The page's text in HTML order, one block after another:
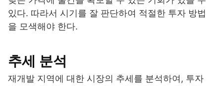
있다. 따라서 시기를 잘 판단하여 적절한 투자 방법
을 모색해야 한다.
추세 분석
재개발 지역에 대한 시장의 추세를 분석하여, 투자